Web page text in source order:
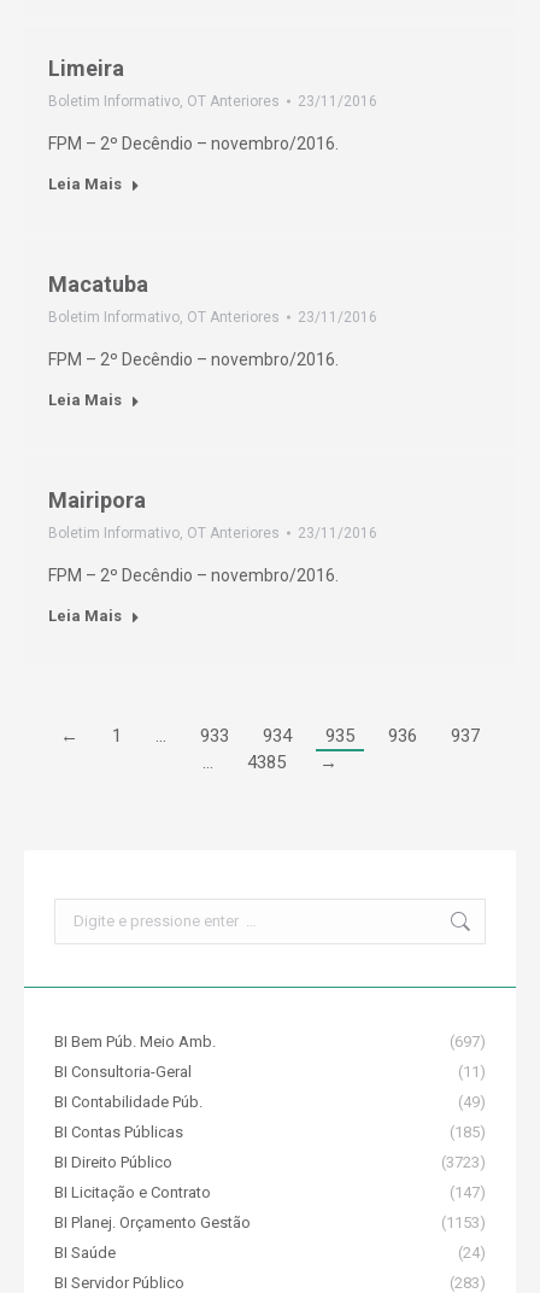
Limeira
Boletim Informativo, OT Anteriores 23/11/2016
FPM – 2º Decêndio – novembro/2016.
Leia Mais
Macatuba
Boletim Informativo, OT Anteriores 23/11/2016
FPM – 2º Decêndio – novembro/2016.
Leia Mais
Mairipora
Boletim Informativo, OT Anteriores 23/11/2016
FPM – 2º Decêndio – novembro/2016.
Leia Mais
← 1 … 933 934 935 936
937
…
4385 →
BI Bem Púb. Meio Amb.
(697)
BI Consultoria-Geral
(11)
BI Contabilidade Púb.
(49)
BI Contas Públicas
(185)
BI Direito Público
(3723)
BI Licitação e Contrato
(147)
BI Planej. Orçamento Gestão
(1153)
BI Saúde
(24)
BI Servidor Público
(283)